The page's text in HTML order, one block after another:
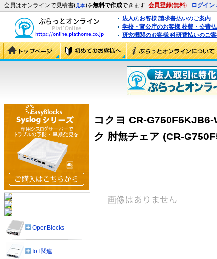
会員はオンラインで見積書(見本)を無料で作成できます 会員登録(無料) ログイン
法人のお客様 請求書払いのご案内
学校・官公庁のお客様 校費・公費
研究機関のお客様 科研費払いのご
コクヨ CR-
ク 肘無チェア (CR-
OpenBlocks
IoT関連